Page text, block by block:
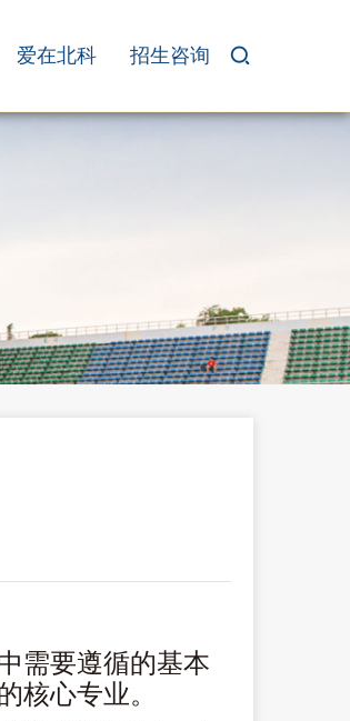
爱在北科 招生咨询
需要遵循的基本
核心专业。